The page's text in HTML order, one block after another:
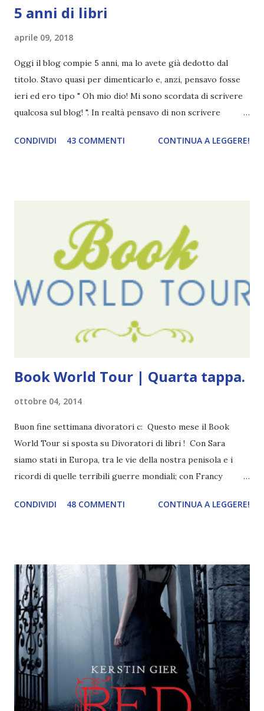
5 anni di libri
aprile 09, 2018
Oggi il blog compie 5 anni, ma lo avete già dedotto dal
titolo. Stavo quasi per dimenticarlo e, anzi, pensavo fosse
ieri ed ero tipo " Oh mio dio! Mi sono scordata di scrivere
qualcosa sul blog! ". In realtà pensavo di non scrivere
diventando un po' come i miei compleanni. Semplicemente
cinque anni e non sono pochi . Il blog è praticamente
l'unica cosa della mia vita che ho continuato con costanza
(più o meno) e non come le tremila cose che inizio per poi
lasciare a metà. Tra l'altro ripenso a circa un anno e mezzo
fa, quando non sapevo più che farmene di D ivoratori di
che potessi fare. All'inizio non avevo idea che il ...
CONDIVIDI 43 COMMENTI CONTINUA A LEGGERE!
Book World Tour | Quarta tappa.
ottobre 04, 2014
Buon fine settimana divoratori c: Questo mese il Book
World Tour si sposta su Divoratori di libri ! Con Sara
siamo stati in Europa, tra le vie della nostra penisola e i
ricordi di quelle terribili guerre mondiali; con Francy
abbiamo vagato nella savana. Ora preparate le valigie che si
obiettivi! OBIETTIVI Iniziamo con un obiettivo facile facile:
un libro ambientato in Australia . Mare, mare, mare !
L'Oceania è circondata dal mare! Un libro nel quale il mare è
l'elemento fondamentale. Un libro sulle sirene, un libro con
protagonisti dei surfisti.. un libro importante nella storia
della letteratura australiana, neozelandese, ecc . l'Oceania
è ricca di natura! Leggete un libro con una cover molto, ...
CONDIVIDI 48 COMMENTI CONTINUA A LEGGERE!